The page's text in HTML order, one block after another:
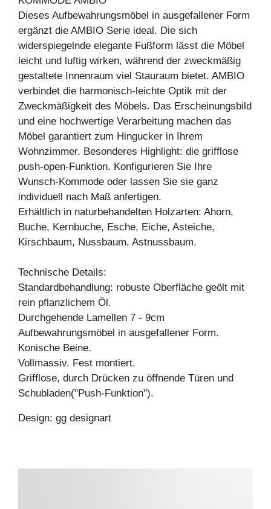
Dieses Aufbewahrungsmöbel in ausgefallener Form
ergänzt die AMBIO Serie ideal. Die sich
widerspiegelnde elegante Fußform lässt die Möbel
leicht und luftig wirken, während der zweckmäßig
gestaltete Innenraum viel Stauraum bietet. AMBIO
verbindet die harmonisch-leichte Optik mit der
Zweckmäßigkeit des Möbels. Das Erscheinungsbild
und eine hochwertige Verarbeitung machen das
Möbel garantiert zum Hingucker in Ihrem
Wohnzimmer. Besonderes Highlight: die grifflose
push-open-Funktion. Konfigurieren Sie Ihre
Wunsch-Kommode oder lassen Sie sie ganz
individuell nach Maß anfertigen.
Erhältlich in naturbehandelten Holzarten: Ahorn,
Buche, Kernbuche, Esche, Eiche, Asteiche,
Kirschbaum, Nussbaum, Astnussbaum.
Technische Details:
Standardbehandlung: robuste Oberfläche geölt mit
rein pflanzlichem Öl.
Durchgehende Lamellen 7 - 9cm
Aufbewahrungsmöbel in ausgefallener Form.
Konische Beine.
Vollmassiv. Fest montiert.
Grifflose, durch Drücken zu öffnende Türen und
Schubladen("Push-Funktion").
Design: gg designart